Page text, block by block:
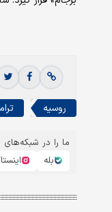
روسیه
ما را در شبکه‌های
بله